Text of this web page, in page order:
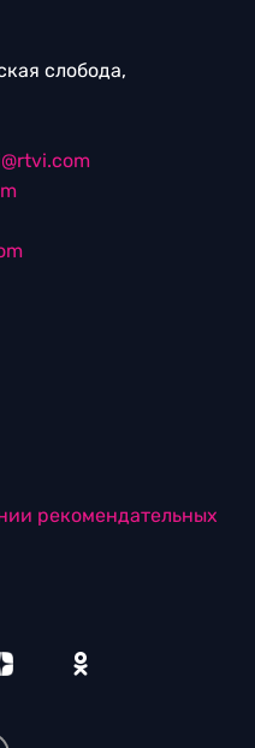
слобода,
рекомендательных